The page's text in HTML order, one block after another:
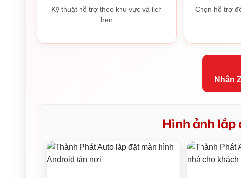
Kỹ thuật hỗ trợ theo khu vực và lịch
hẹn
Chọn hỗ trợ
Nhắn
Hình ảnh